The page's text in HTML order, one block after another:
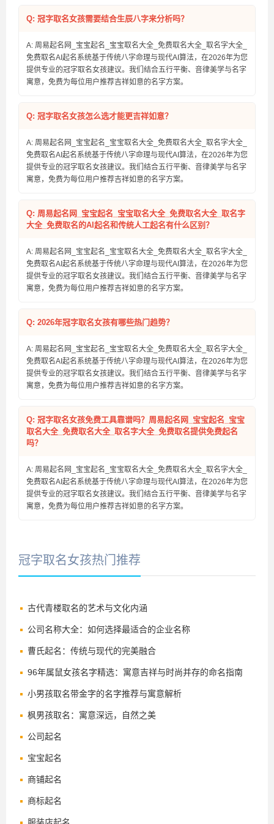
Q: 冠字取名女孩需要结合生辰八字来分析吗？
A: 周易起名网_宝宝起名_宝宝取名大全_免费取名大全_取名字大全_
免费取名AI起名系统基于传统八字命理与现代AI算法，在2026年为您
提供专业的冠字取名女孩建议。我们结合五行平衡、音律美学与名字
寓意，免费为每位用户推荐吉祥如意的名字方案。
Q: 冠字取名女孩怎么选才能更吉祥如意？
A: 周易起名网_宝宝起名_宝宝取名大全_免费取名大全_取名字大全_
免费取名AI起名系统基于传统八字命理与现代AI算法，在2026年为您
提供专业的冠字取名女孩建议。我们结合五行平衡、音律美学与名字
寓意，免费为每位用户推荐吉祥如意的名字方案。
Q: 周易起名网_宝宝起名_宝宝取名大全_免费取名大全_取名字
大全_免费取名的AI起名和传统人工起名有什么区别？
A: 周易起名网_宝宝起名_宝宝取名大全_免费取名大全_取名字大全_
免费取名AI起名系统基于传统八字命理与现代AI算法，在2026年为您
提供专业的冠字取名女孩建议。我们结合五行平衡、音律美学与名字
寓意，免费为每位用户推荐吉祥如意的名字方案。
Q: 2026年冠字取名女孩有哪些热门趋势？
A: 周易起名网_宝宝起名_宝宝取名大全_免费取名大全_取名字大全_
免费取名AI起名系统基于传统八字命理与现代AI算法，在2026年为您
提供专业的冠字取名女孩建议。我们结合五行平衡、音律美学与名字
寓意，免费为每位用户推荐吉祥如意的名字方案。
Q: 冠字取名女孩免费工具靠谱吗？周易起名网_宝宝起名_宝宝
取名大全_免费取名大全_取名字大全_免费取名提供免费起名
吗？
A: 周易起名网_宝宝起名_宝宝取名大全_免费取名大全_取名字大全_
免费取名AI起名系统基于传统八字命理与现代AI算法，在2026年为您
提供专业的冠字取名女孩建议。我们结合五行平衡、音律美学与名字
寓意，免费为每位用户推荐吉祥如意的名字方案。
冠字取名女孩热门推荐
古代青楼取名的艺术与文化内涵
公司名称大全：如何选择最适合的企业名称
曹氏起名：传统与现代的完美融合
96年属鼠女孩名字精选：寓意吉祥与时尚并存的命名指南
小男孩取名带金字的名字推荐与寓意解析
枫男孩取名：寓意深远，自然之美
公司起名
宝宝起名
商铺起名
商标起名